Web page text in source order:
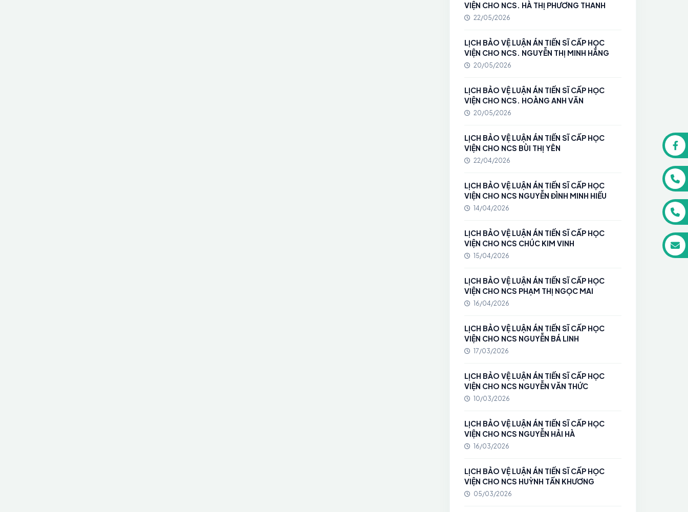
VIỆN CHO NCS. HÀ THỊ PHƯƠNG THANH
22/05/2026
LỊCH BẢO VỆ LUẬN ÁN TIẾN SĨ CẤP HỌC
VIỆN CHO NCS. NGUYỄN THỊ MINH HẮNG
20/05/2026
LỊCH BẢO VỆ LUẬN ÁN TIẾN SĨ CẤP HỌC
VIỆN CHO NCS. HOÀNG ANH VĂN
20/05/2026
LỊCH BẢO VỆ LUẬN ÁN TIẾN SĨ CẤP HỌC
VIỆN CHO NCS BÙI THỊ YÊN
22/04/2026
LỊCH BẢO VỆ LUẬN ÁN TIẾN SĨ CẤP HỌC
VIỆN CHO NCS NGUYỄN ĐÌNH MINH HIẾU
14/04/2026
LỊCH BẢO VỆ LUẬN ÁN TIẾN SĨ CẤP HỌC
VIỆN CHO NCS CHÚC KIM VINH
15/04/2026
LỊCH BẢO VỆ LUẬN ÁN TIẾN SĨ CẤP HỌC
VIỆN CHO NCS PHẠM THỊ NGỌC MAI
16/04/2026
LỊCH BẢO VỆ LUẬN ÁN TIẾN SĨ CẤP HỌC
VIỆN CHO NCS NGUYỄN BÁ LINH
17/03/2026
LỊCH BẢO VỆ LUẬN ÁN TIẾN SĨ CẤP HỌC
VIỆN CHO NCS NGUYỄN VĂN THỨC
10/03/2026
LỊCH BẢO VỆ LUẬN ÁN TIẾN SĨ CẤP HỌC
VIỆN CHO NCS NGUYỄN HẢI HÀ
16/03/2026
LỊCH BẢO VỆ LUẬN ÁN TIẾN SĨ CẤP HỌC
VIỆN CHO NCS HUỲNH TẤN KHƯƠNG
05/03/2026